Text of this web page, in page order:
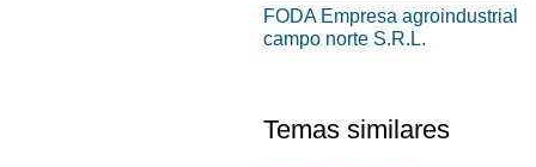
FODA Empresa agroindustrial
campo norte S.R.L.
Temas similares